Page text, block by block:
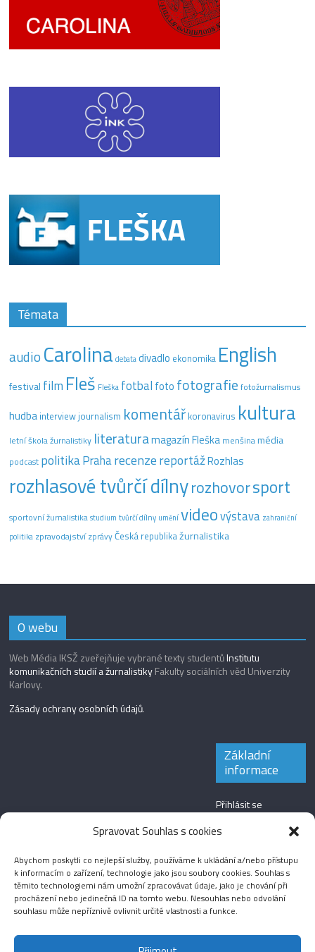
Spravovat Souhlas s cookies
Abychom poskytli co nejlepší služby, používáme k ukládání a/nebo přístupu
k informacím o zařízení, technologie jako jsou soubory cookies. Souhlas s
těmito technologiemi nám umožní zpracovávat údaje, jako je chování při
procházení nebo jedinečná ID na tomto webu. Nesouhlas nebo odvolání
souhlasu může nepříznivě ovlivnit určité vlastnosti a funkce.
Témata
audio Carolina debata divadlo ekonomika English
festival film Fleš Fleška fotbal foto fotografie fotožurnalismus
hudba interview journalism komentář koronavirus kultura
letní škola žurnalistiky literaturamagazín Fleška menšinamédia
podcast politikaPraharecenzereportážRozhlas
rozhlasové tvůrčí dílnyrozhovorsport
sportovní žurnalistika studium tvůrčí dílny uměnívideovýstava zahraniční
politika zpravodajstvízprávyČeská republikažurnalistika
O webu
Web Média IKSŽ zveřejňuje vybrané texty studentůInstitutu
komunikačních studií a žurnalistikyFakulty sociálních věd Univerzity
Karlovy.
Zásady ochrany osobních údajů.
Základní
informace
Přihlásit se
Zdroj kanálů
Kanál komentářů
Česká lokalizace